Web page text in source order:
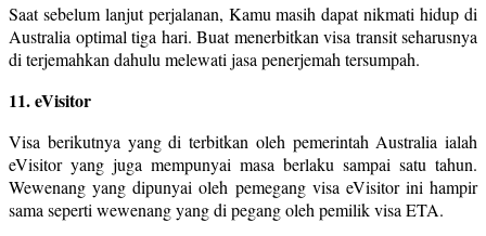
Saat sebelum lanjut perjalanan, Kamu masih dapat nikmati hidup di
Australia optimal tiga hari. Buat menerbitkan visa transit seharusnya
di terjemahkan dahulu melewati jasa penerjemah tersumpah.
11. eVisitor
Visa berikutnya yang di terbitkan oleh pemerintah Australia ialah
eVisitor yang juga mempunyai masa berlaku sampai satu tahun.
Wewenang yang dipunyai oleh pemegang visa eVisitor ini hampir
sama seperti wewenang yang di pegang oleh pemilik visa ETA.